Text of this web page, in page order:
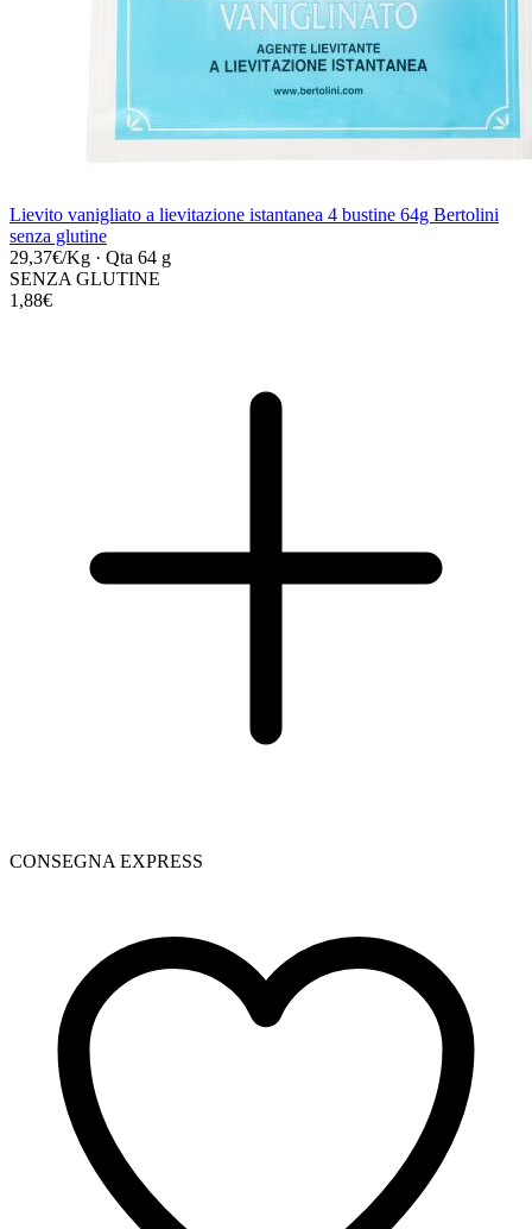
Lievito vanigliato a lievitazione istantanea 4 bustine 64g Bertolini
senza glutine
29,37€/Kg · Qta 64 g
SENZA GLUTINE
1,88€
CONSEGNA EXPRESS